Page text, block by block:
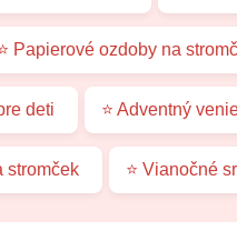
Papierové ozdoby na
deti ⭐ Adventný
stromček ⭐ Vianočné